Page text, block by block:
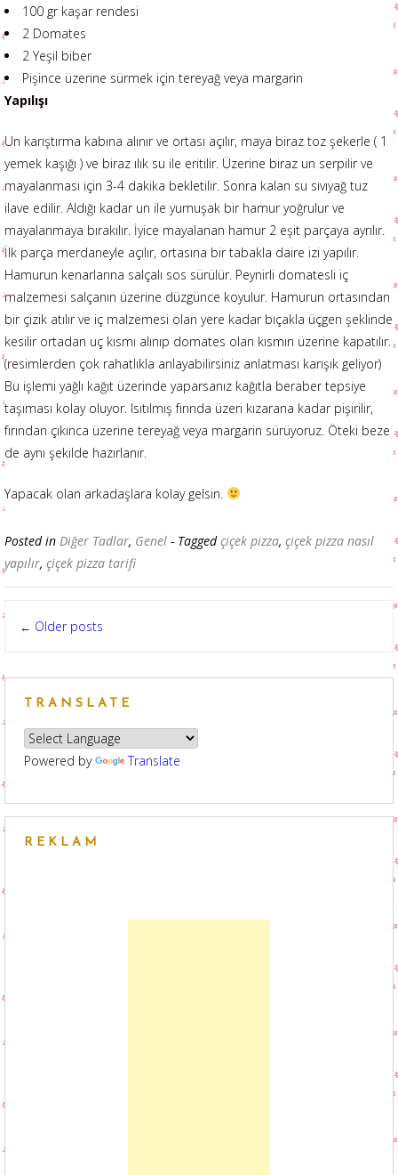
100 gr kaşar rendesi
2 Domates
2 Yeşil biber
Pişince üzerine sürmek için tereyağ veya margarin
Yapılışı
Un karıştırma kabına alınır ve ortası açılır, maya biraz toz şekerle ( 1
yemek kaşığı ) ve biraz ılık su ile eritilir. Üzerine biraz un serpilir ve
mayalanması için 3-4 dakika bekletilir. Sonra kalan su sıvıyağ tuz
ilave edilir. Aldığı kadar un ile yumuşak bir hamur yoğrulur ve
mayalanmaya bırakılır. İyice mayalanan hamur 2 eşit parçaya ayrılır.
İlk parça merdaneyle açılır, ortasına bir tabakla daire izi yapılır.
Hamurun kenarlarına salçalı sos sürülür. Peynirli domatesli iç
malzemesi salçanın üzerine düzgünce koyulur. Hamurun ortasından
bir çizik atılır ve iç malzemesi olan yere kadar bıçakla üçgen şeklinde
kesilir ortadan uç kısmı alınıp domates olan kısmın üzerine kapatılır.
(resimlerden çok rahatlıkla anlayabilirsiniz anlatması karışık geliyor)
Bu işlemi yağlı kağıt üzerinde yaparsanız kağıtla beraber tepsiye
taşıması kolay oluyor. Isıtılmış fırında üzeri kızarana kadar pişirilir,
fırından çıkınca üzerine tereyağ veya margarin sürüyoruz. Öteki beze
de aynı şekilde hazırlanır.
Yapacak olan arkadaşlara kolay gelsin.
Posted in Diğer Tadlar, Genel - Taggedçiçek pizza, çiçek pizza nasıl
yapılır, çiçek pizza tarifi
Posts
navigation
← Older posts
TRANSLATE
Powered by Translate
REKLAM